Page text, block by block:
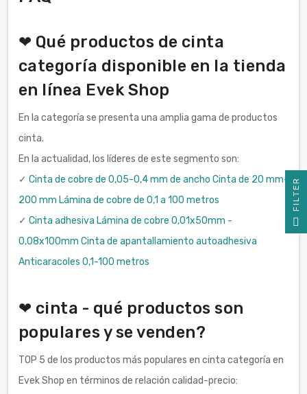
❤ Qué productos de cinta
categoría disponible en la tienda
en línea Evek Shop
En la categoría se presenta una amplia gama de productos
cinta.
En la actualidad, los líderes de este segmento son:
✓ Cinta de cobre de 0,05-0,4 mm de ancho Cinta de 20 mm-
200 mm Lámina de cobre de 0,1 a 100 metros
✓ Cinta adhesiva Lámina de cobre 0,01x50mm -
0,08x100mm Cinta de apantallamiento autoadhesiva
Anticaracoles 0,1-100 metros
❤ cinta - qué productos son
populares y se venden?
TOP 5 de los productos más populares en cinta categoría en
Evek Shop en términos de relación calidad-precio:
R